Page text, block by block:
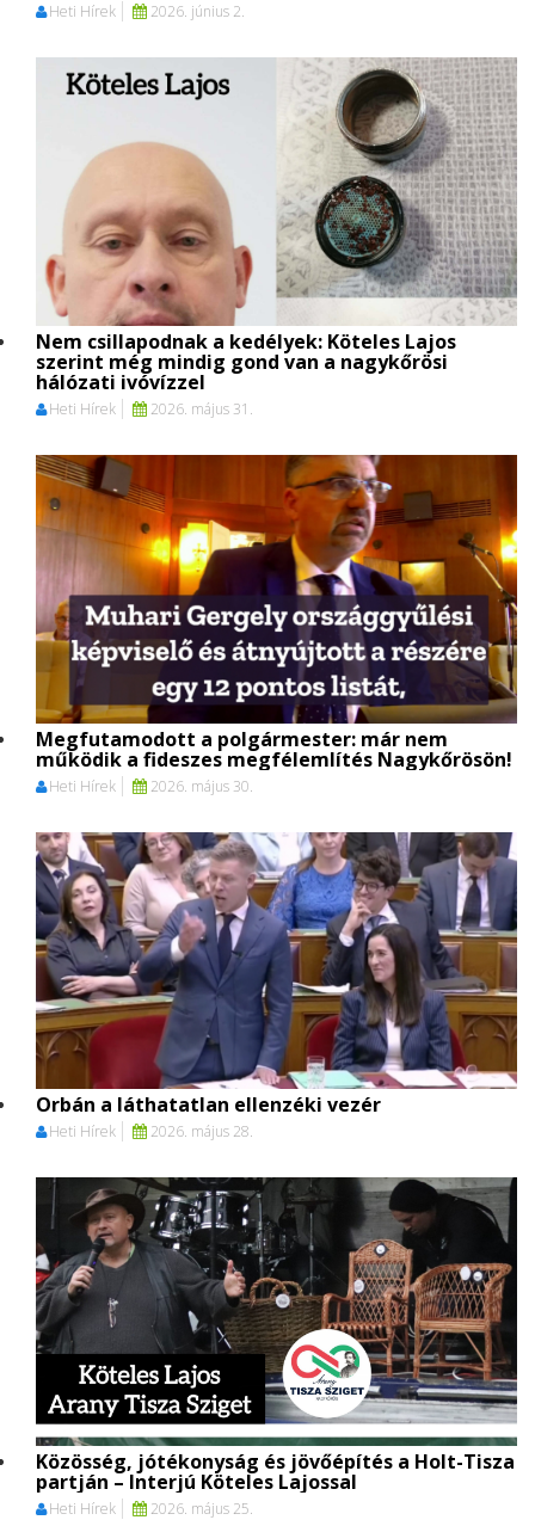
Heti Hírek 2026. június 2.
Nem csillapodnak a kedélyek: Köteles Lajos
szerint még mindig gond van a nagykőrösi
hálózati ivóvízzel
Heti Hírek 2026. május 31.
Megfutamodott a polgármester: már nem
működik a fideszes megfélemlítés Nagykőrösön!
Heti Hírek 2026. május 30.
Orbán a láthatatlan ellenzéki vezér
Heti Hírek 2026. május 28.
Közösség, jótékonyság és jövőépítés a Holt-Tisza
partján – Interjú Köteles Lajossal
Heti Hírek 2026. május 25.